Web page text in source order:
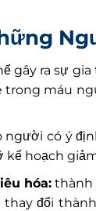
gây ra sự
trong máu
có ý
hoạch
hóa:thành
đổi